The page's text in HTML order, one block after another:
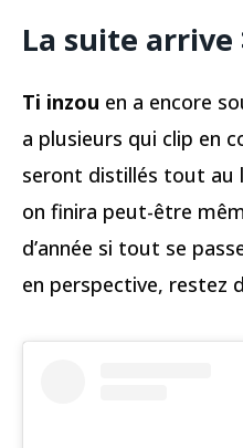
La suite arrive
Ti inzou en a encore
a plusieurs qui clip en
seront distillés tout au
on finira peut-être
d’année si tout se
en perspective, restez